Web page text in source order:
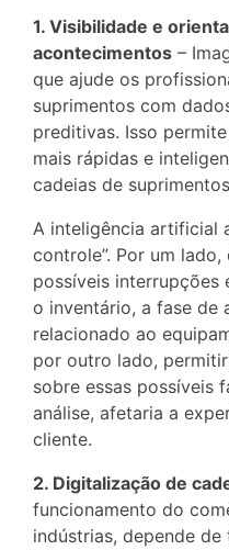
1. Visibilidade e
acontecimentos –
que ajude os
suprimentos com
preditivas. Isso
mais rápidas e
cadeias de
A inteligência artificial
controle”. Por um
possíveis interrupções
o inventário, a fase de
relacionado ao
por outro lado,
sobre essas possíveis
análise, afetaria a
cliente.
2. Digitalização de
funcionamento do
indústrias, depende